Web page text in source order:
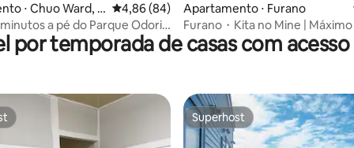
de 5, 61 avaliações
⋅ Chuo Ward, S
4,86 de uma avaliação média de 5, 84
4,86 (84)
a pé do Parque Odori!
Apartamento ⋅ Furano
Furano・Kita no Mine | Máximo
pessoas | Estadia confortável
academia, para desfrutar de
por temporada de casas com acesso
Superhost
Superhost